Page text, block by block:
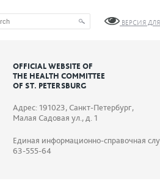
ВЕРСИЯ
OFFICIAL WEBSITE OF
THE HEALTH COMMITTEE
OF ST. PETERSBURG
Адрес: 191023, Санкт-Петербург,
Малая Садовая ул., д. 1
Единая информационно-справочная
63-555-64